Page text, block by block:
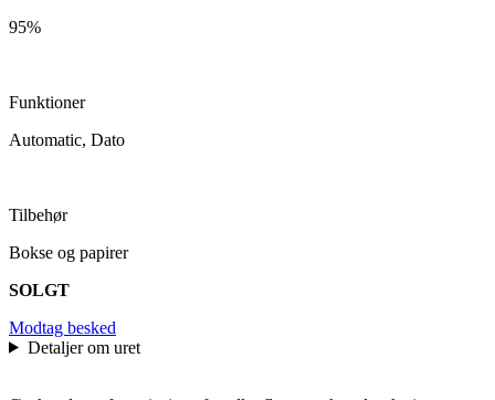
95%
Funktioner
Automatic, Dato
Tilbehør
Bokse og papirer
SOLGT
Modtag besked
Detaljer om uret